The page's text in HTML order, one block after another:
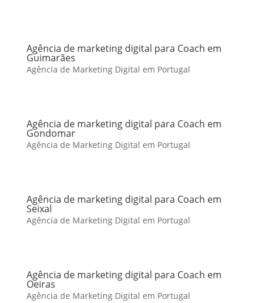
Agência de marketing digital para Coach em
Guimarães
Agência de Marketing Digital em Portugal
Agência de marketing digital para Coach em
Gondomar
Agência de Marketing Digital em Portugal
Agência de marketing digital para Coach em
Seixal
Agência de Marketing Digital em Portugal
Agência de marketing digital para Coach em
Oeiras
Agência de Marketing Digital em Portugal